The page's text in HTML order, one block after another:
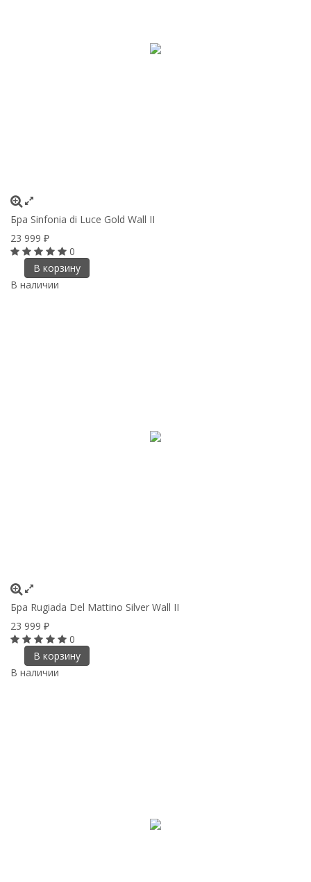
Бра Sinfonia di Luce Gold Wall II
23 999 ₽
0
В корзину
В наличии
Бра Rugiada Del Mattino Silver Wall II
23 999 ₽
0
В корзину
В наличии